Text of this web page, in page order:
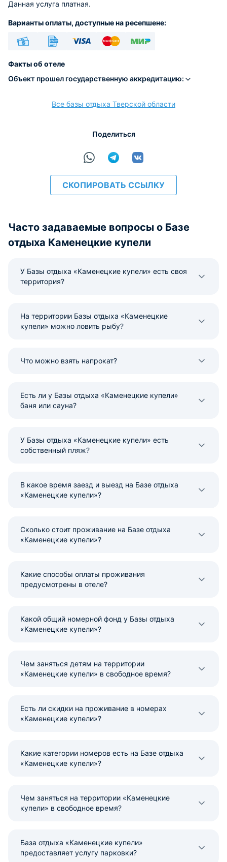
Данная услуга платная.
Варианты оплаты, доступные на ресепшене:
расчёт
Факты об отеле
Объект прошел государственную аккредитацию:
Все базы отдыха Тверской области
Поделиться
СКОПИРОВАТЬ ССЫЛКУ
Часто задаваемые вопросы о Базе
отдыха Каменецкие купели
У Базы отдыха «Каменецкие купели» есть своя
территория?
На территории Базы отдыха «Каменецкие
купели» можно ловить рыбу?
Что можно взять напрокат?
Есть ли у Базы отдыха «Каменецкие купели»
баня или сауна?
У Базы отдыха «Каменецкие купели» есть
собственный пляж?
В какое время заезд и выезд на Базе отдыха
«Каменецкие купели»?
Сколько стоит проживание на Базе отдыха
«Каменецкие купели»?
Какие способы оплаты проживания
предусмотрены в отеле?
Какой общий номерной фонд у Базы отдыха
«Каменецкие купели»?
Чем заняться детям на территории
«Каменецкие купели» в свободное время?
Есть ли скидки на проживание в номерах
«Каменецкие купели»?
Какие категории номеров есть на Базе отдыха
«Каменецкие купели»?
Чем заняться на территории «Каменецкие
купели» в свободное время?
База отдыха «Каменецкие купели»
предоставляет услугу парковки?